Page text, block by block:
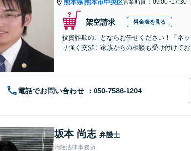
熊本県|熊本市中央区営業時間：09:00~17:30（
架空請求 料金表を見る
投資詐欺のことならお任せください！「ネ
り強く交渉！家族からの相談も受け付けてお
電話でお問い合わせ
坂本 尚志 弁護士
清陵法律事務所